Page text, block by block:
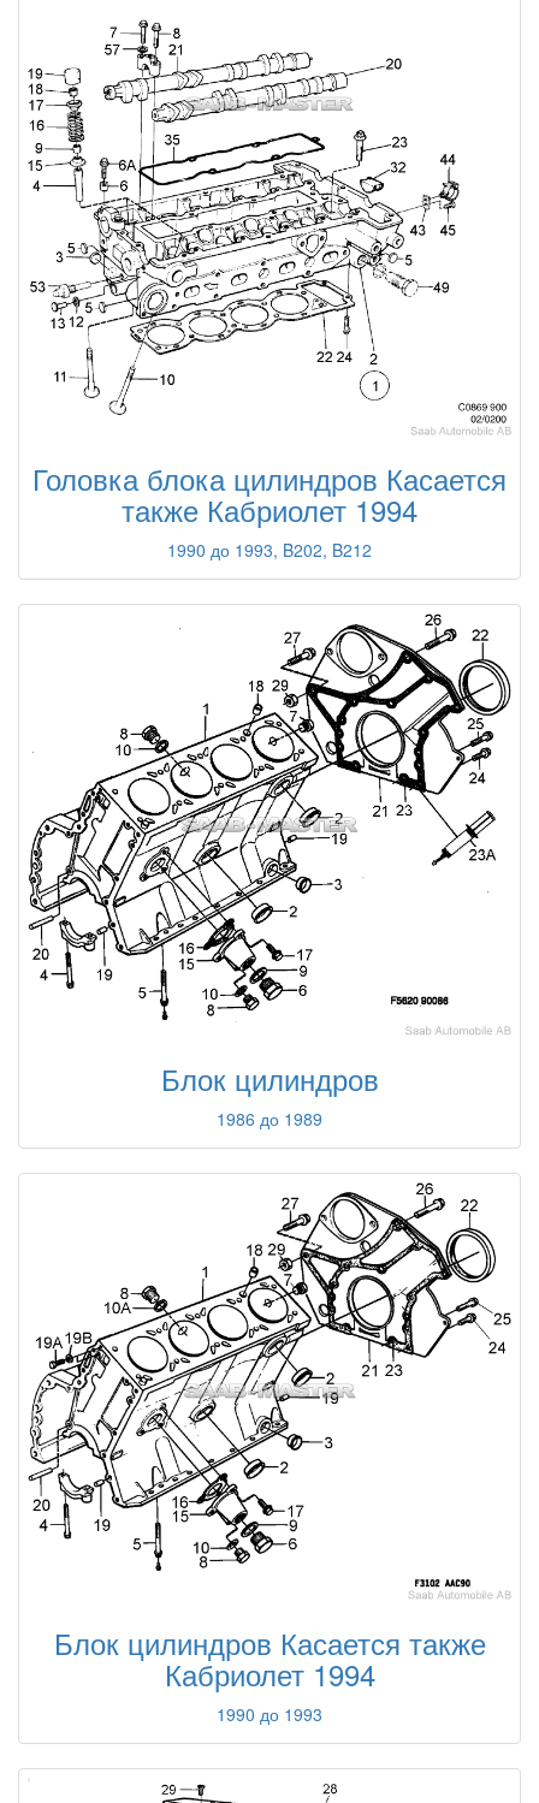
Головка блока цилиндров Касается
также Кабриолет 1994
1990 до 1993, B202, B212
Блок цилиндров
1986 до 1989
Блок цилиндров Касается также
Кабриолет 1994
1990 до 1993